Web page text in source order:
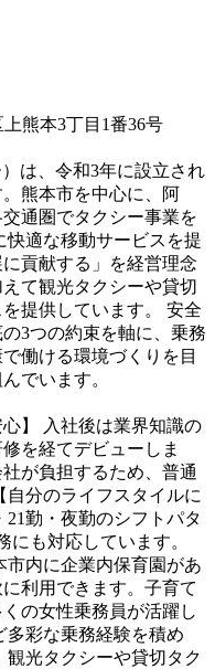
熊本3丁目1番36号
は、令和3年に設立され
熊本市を中心に、阿
通圏でタクシー事業を
快適な移動サービスを提
貢献する」を経営理念
て観光タクシーや貸切
提供しています。 安全
3つの約束を軸に、乗務
働ける環境づくりを目
でいます。
】 入社後は業界知識の
を経てデビューしま
が負担するため、普通
分のライフスタイルに
勤・夜勤のシフトパタ
にも対応しています。
市内に企業内保育園があ
利用できます。子育て
の女性乗務員が活躍し
多彩な乗務経験を積め
観光タクシーや貸切タク